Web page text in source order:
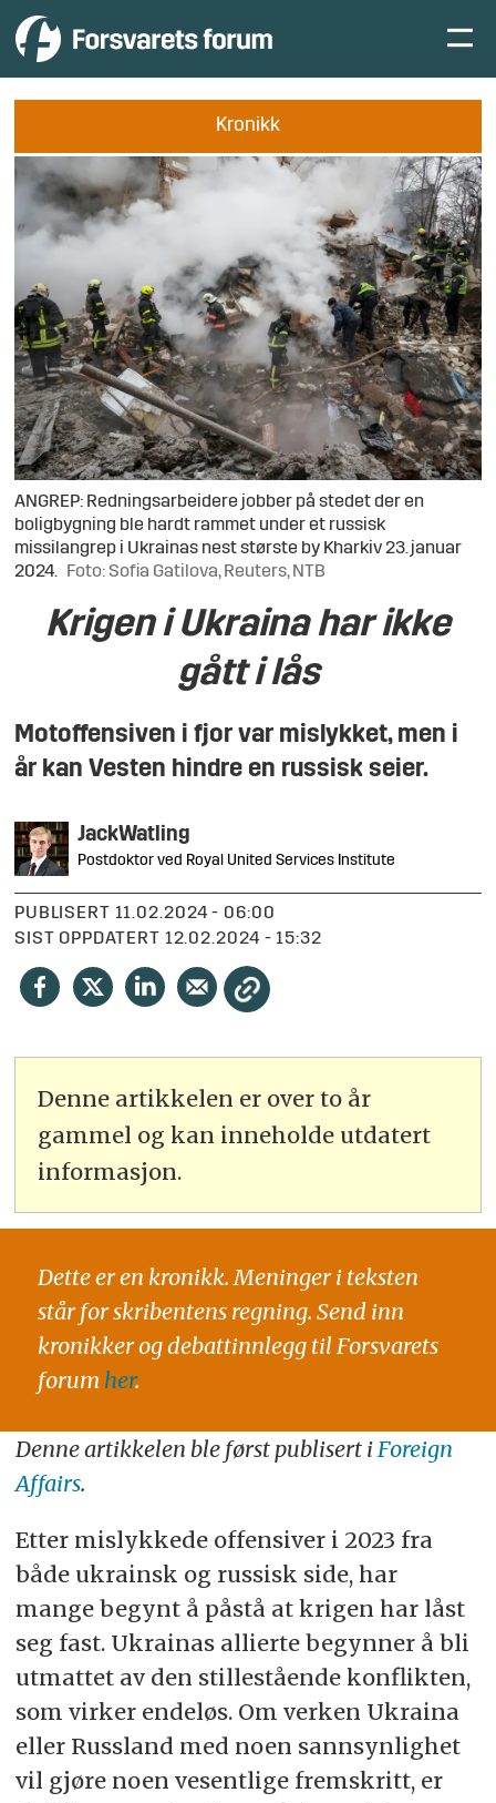
Kronikk
ANGREP: Redningsarbeidere jobber på stedet der en
boligbygning ble hardt rammet under et russisk
missilangrep i Ukrainas nest største by Kharkiv 23. januar
2024.
Foto: Sofia Gatilova, Reuters, NTB
Krigen i Ukraina har ikke
gått i lås
Motoffensiven i fjor var mislykket, men i
år kan Vesten hindre en russisk seier.
JackWatling
Postdoktor ved Royal United Services Institute
PUBLISERT
11.02.2024 - 06:00
SIST OPPDATERT
12.02.2024 - 15:32
Denne artikkelen er over to år
gammel og kan inneholde utdatert
informasjon.
Dette er en kronikk. Meninger i teksten
står for skribentens regning. Send inn
kronikker og debattinnlegg til Forsvarets
forum her.
Denne artikkelen ble først publisert iForeign
Affairs.
Etter mislykkede offensiver i 2023 fra
både ukrainsk og russisk side, har
mange begynt å påstå at krigen har låst
seg fast. Ukrainas allierte begynner å bli
utmattet av den stillestående konflikten,
som virker endeløs. Om verken Ukraina
eller Russland med noen sannsynlighet
vil gjøre noen vesentlige fremskritt, er